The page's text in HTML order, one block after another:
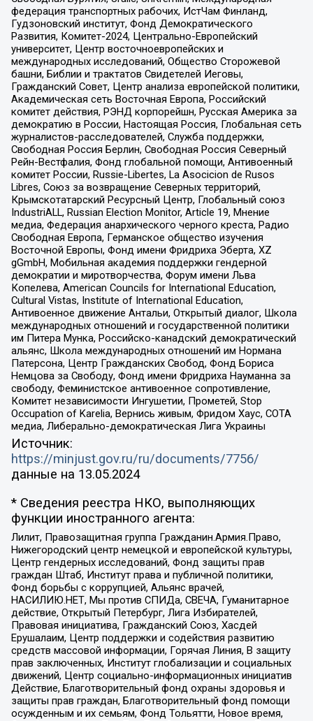
федерация транспортных рабочих, ИстЧам Финланд,
Гудзоновский институт, Фонд Демократического
Развития, Комитет-2024, Центрально-Европейский
университет, Центр восточноевропейских и
международных исследований, Общество Сторожевой
башни, Библии и трактатов Свидетелей Иеговы,
Гражданский Совет, Центр анализа европейской политики,
Академическая сеть Восточная Европа, Российский
комитет действия, РЭНД корпорейшн, Русская Америка за
демократию в России, Настоящая Россия, Глобальная сеть
журналистов-расследователей, Служба поддержки,
Свободная Россия Берлин, Свободная Россия Северный
Рейн-Вестфалия, Фонд глобальной помощи, Антивоенный
комитет России, Russie-Libertes, La Asocicion de Rusos
Libres, Союз за возвращение Северных территорий,
Крымскотатарский Ресурсный Центр, Глобальный союз
IndustriALL, Russian Election Monitor, Article 19, Мнение
медиа, Федерация анархического черного креста, Радио
Свободная Европа, Германское общество изучения
Восточной Европы, Фонд имени Фридриха Эберта, XZ
gGmbH, Мобильная академия поддержки гендерной
демократии и миротворчества, Форум имени Льва
Копелева, American Councils for International Education,
Cultural Vistas, Institute of International Education,
Антивоенное движение Антальи, Открытый диалог, Школа
международных отношений и государственной политики
им Питера Мунка, Российско-канадский демократический
альянс, Школа международных отношений им Нормана
Патерсона, Центр Гражданских Свобод, Фонд Бориса
Немцова за Свободу, Фонд имени Фридриха Науманна за
свободу, Феминистское антивоенное сопротивление,
Комитет независимости Ингушетии, Прометей, Stop
Occupation of Karelia, Вернись живым, Фридом Хаус, СОТА
медиа, Либерально-демократическая Лига Украины
Источник:
https://minjust.gov.ru/ru/documents/7756/
данные на 13.05.2024
* Сведения реестра НКО, выполняющих
функции иностранного агента:
Лилит, Правозащитная группа Гражданин.Армия.Право,
Нижегородский центр немецкой и европейской культуры,
Центр гендерных исследований, Фонд защиты прав
граждан Штаб, Институт права и публичной политики,
Фонд борьбы с коррупцией, Альянс врачей,
НАСИЛИЮ.НЕТ, Мы против СПИДа, СВЕЧА, Гуманитарное
действие, Открытый Петербург, Лига Избирателей,
Правовая инициатива, Гражданский Союз, Хасдей
Ерушалаим, Центр поддержки и содействия развитию
средств массовой информации, Горячая Линия, В защиту
прав заключенных, Институт глобализации и социальных
движений, Центр социально-информационных инициатив
Действие, Благотворительный фонд охраны здоровья и
защиты прав граждан, Благотворительный фонд помощи
осужденным и их семьям, Фонд Тольятти, Новое время,